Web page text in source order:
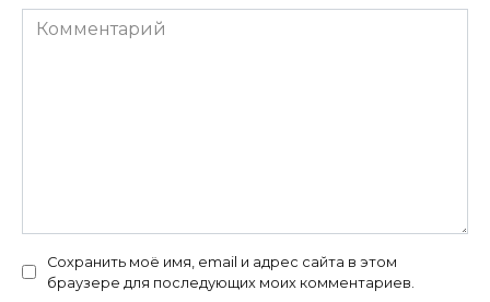
Комментарий
Сохранить моё имя, email и адрес сайта в этом
браузере для последующих моих комментариев.